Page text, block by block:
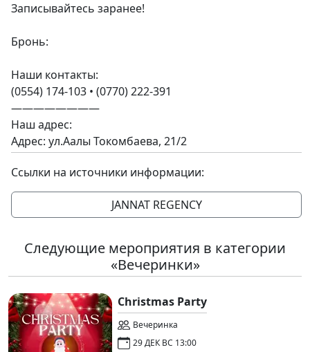
Записывайтесь заранее!
Бронь:
Наши контакты:
(0554) 174-103 • (0770) 222-391
————————
Наш адрес:
Адрес: ул.Аалы Токомбаева, 21/2
Ссылки на источники информации:
JANNAT REGENCY
Следующие мероприятия в категории
«Вечеринки»
Christmas Party
Вечеринка
29 ДЕК ВС 13:00